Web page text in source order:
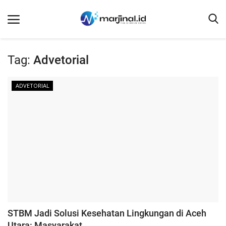
Beranda
Tag: Advetorial
ADVETORIAL
STBM Jadi Solusi Kesehatan Lingkungan di Aceh